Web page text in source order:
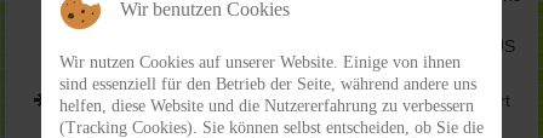
Leben gerufen. Der Förderverein hat die Kosten für 20
Fußbälle sowie einen Satz Leibchen übernommen. Der SUS
hat sich mit einer Spende von 300€ beteiligt.
Durch das Projet Heimatpower der Kreissparkasse Steinfurt
erhielt der Verein einen Geldregen in Höhe von 1.250,00€.
Wir benutzen Cookies
Wir nutzen Cookies auf unserer Website. Einige von ihnen
sind essenziell für den Betrieb der Seite, während andere uns
helfen, diese Website und die Nutzererfahrung zu verbessern
(Tracking Cookies). Sie können selbst entscheiden, ob Sie die